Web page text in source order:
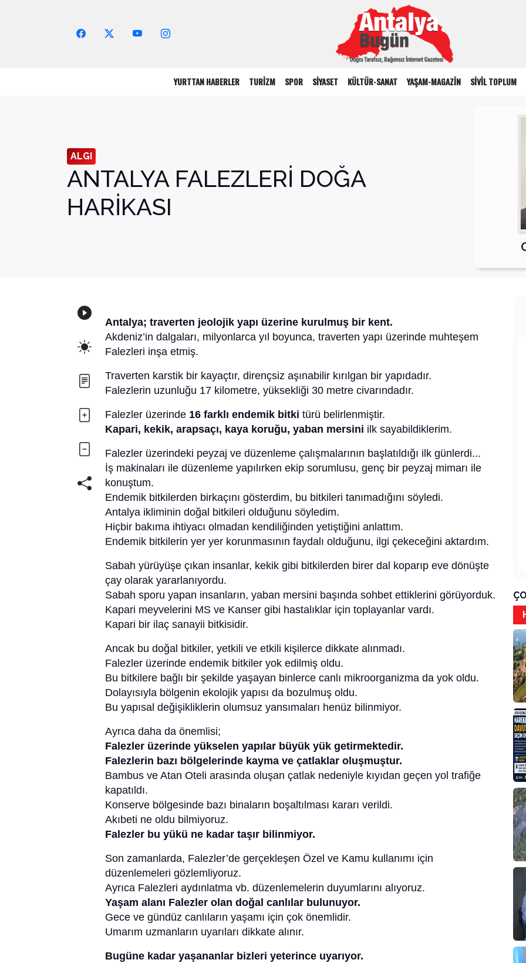
YURTTAN HABERLER TURİZM SPOR SİYASET KÜLTÜR-SANAT YAŞAM-MAGAZİN SİVİL TOPLUM
ALGI
ANTALYA FALEZLERİ DOĞA
HARİKASI
Antalya; traverten jeolojik yapı üzerine kurulmuş bir kent.
Akdeniz’in dalgaları, milyonlarca yıl boyunca, traverten yapı üzerinde muhteşem
Falezleri inşa etmiş.
Traverten karstik bir kayaçtır, dirençsiz aşınabilir kırılgan bir yapıdadır.
Falezlerin uzunluğu 17 kilometre, yüksekliği 30 metre civarındadır.
Falezler üzerinde 16 farklı endemik bitki türü belirlenmiştir.
Kapari, kekik, arapsaçı, kaya koruğu, yaban mersini ilk sayabildiklerim.
Falezler üzerindeki peyzaj ve düzenleme çalışmalarının başlatıldığı ilk günlerdi...
İş makinaları ile düzenleme yapılırken ekip sorumlusu, genç bir peyzaj mimarı ile
konuştum.
Endemik bitkilerden birkaçını gösterdim, bu bitkileri tanımadığını söyledi.
Antalya ikliminin doğal bitkileri olduğunu söyledim.
Hiçbir bakıma ihtiyacı olmadan kendiliğinden yetiştiğini anlattım.
Endemik bitkilerin yer yer korunmasının faydalı olduğunu, ilgi çekeceğini aktardım.
Sabah yürüyüşe çıkan insanlar, kekik gibi bitkilerden birer dal koparıp eve dönüşte
çay olarak yararlanıyordu.
Sabah sporu yapan insanların, yaban mersini başında sohbet ettiklerini görüyorduk.
Kapari meyvelerini MS ve Kanser gibi hastalıklar için toplayanlar vardı.
Kapari bir ilaç sanayii bitkisidir.
Ancak bu doğal bitkiler, yetkili ve etkili kişilerce dikkate alınmadı.
Falezler üzerinde endemik bitkiler yok edilmiş oldu.
Bu bitkilere bağlı bir şekilde yaşayan binlerce canlı mikroorganizma da yok oldu.
Dolayısıyla bölgenin ekolojik yapısı da bozulmuş oldu.
Bu yapısal değişikliklerin olumsuz yansımaları henüz bilinmiyor.
Ayrıca daha da önemlisi;
Falezler üzerinde yükselen yapılar büyük yük getirmektedir.
Falezlerin bazı bölgelerinde kayma ve çatlaklar oluşmuştur.
Bambus ve Atan Oteli arasında oluşan çatlak nedeniyle kıyıdan geçen yol trafiğe
kapatıldı.
Konserve bölgesinde bazı binaların boşaltılması kararı verildi.
Akıbeti ne oldu bilmiyoruz.
Falezler bu yükü ne kadar taşır bilinmiyor.
Son zamanlarda, Falezler’de gerçekleşen Özel ve Kamu kullanımı için
düzenlemeleri gözlemliyoruz.
Ayrıca Falezleri aydınlatma vb. düzenlemelerin duyumlarını alıyoruz.
Yaşam alanı Falezler olan doğal canlılar bulunuyor.
Gece ve gündüz canlıların yaşamı için çok önemlidir.
Umarım uzmanların uyarıları dikkate alınır.
Bugüne kadar yaşananlar bizleri yeterince uyarıyor.
Arama Yap!